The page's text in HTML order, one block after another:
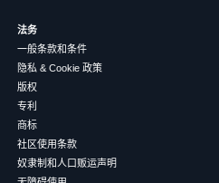
法务
一般条款和条件
隐私 & Cookie 政策
版权
专利
商标
社区使用条款
奴隶制和人口贩运声明